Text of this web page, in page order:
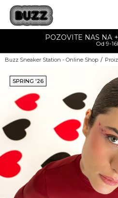
POZOVITE NAS NA
Od 9-
Buzz Sneaker Station - Online Shop
SPRING '26